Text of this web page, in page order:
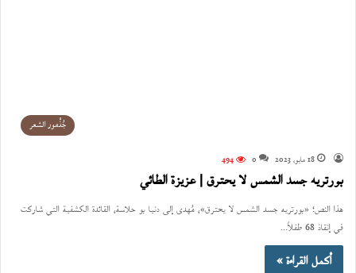
جُذْمور الشعر
18 مايو، 2023 0
494
بورتريه جسد الشمس لا يحترق | عزيزة الطائي
هذا النص؛ «بورتريه جسد الشمس لا يحترق»، مُهدى إلى دنيا بو حلاسة، القائدة الكشفية التي شاركت
في إنقاذ 68 طفلاً…
أكمل القراءة »